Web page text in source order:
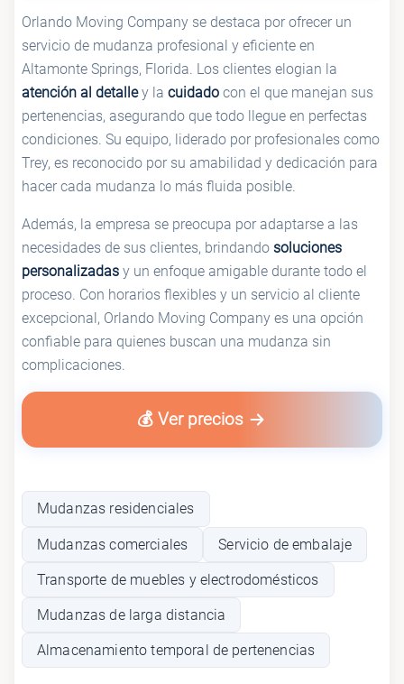
Orlando Moving Company se destaca por ofrecer un
servicio de mudanza profesional y eficiente en
Altamonte Springs, Florida. Los clientes elogian la
atención al detalley la cuidado con el que manejan sus
pertenencias, asegurando que todo llegue en perfectas
condiciones. Su equipo, liderado por profesionales como
Trey, es reconocido por su amabilidad y dedicación para
hacer cada mudanza lo más fluida posible.
Además, la empresa se preocupa por adaptarse a las
necesidades de sus clientes, brindando soluciones
personalizadas y un enfoque amigable durante todo el
proceso. Con horarios flexibles y un servicio al cliente
excepcional, Orlando Moving Company es una opción
confiable para quienes buscan una mudanza sin
complicaciones.
💰 Ver precios
Mudanzas residenciales
Mudanzas comerciales Servicio de embalaje
Transporte de muebles y electrodomésticos
Mudanzas de larga distancia
Almacenamiento temporal de pertenencias